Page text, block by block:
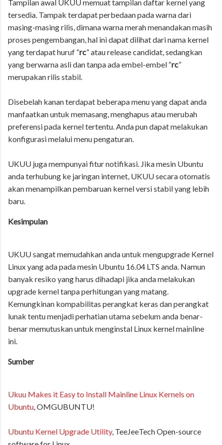
Tampilan awal UKUU memuat tampilan daftar kernel yang
tersedia. Tampak terdapat perbedaan pada warna dari
masing-masing rilis, dimana warna merah menandakan masih
proses pengembangan, hal ini dapat dilihat dari nama kernel
yang terdapat huruf “rc” atau release candidat, sedangkan
yang berwarna asli dan tanpa ada embel-embel “rc”
merupakan rilis stabil.
Disebelah kanan terdapat beberapa menu yang dapat anda
manfaatkan untuk memasang, menghapus atau merubah
preferensi pada kernel tertentu. Anda pun dapat melakukan
konfigurasi melalui menu pengaturan.
UKUU juga mempunyai fitur notifikasi. Jika mesin Ubuntu
anda terhubung ke jaringan internet, UKUU secara otomatis
akan menampilkan pembaruan kernel versi stabil yang lebih
baru.
Kesimpulan
UKUU sangat memudahkan anda untuk mengupgrade Kernel
Linux yang ada pada mesin Ubuntu 16.04 LTS anda. Namun
banyak resiko yang harus dihadapi jika anda melakukan
upgrade kernel tanpa perhitungan yang matang.
Kemungkinan kompabilitas perangkat keras dan perangkat
lunak tentu menjadi perhatian utama sebelum anda benar-
benar memutuskan untuk menginstal Linux kernel mainline
ini.
Sumber
Ukuu Makes it Easy to Install Mainline Linux Kernels on
Ubuntu, OMGUBUNTU!
Ubuntu Kernel Upgrade Utility, TeeJeeTech Open-source